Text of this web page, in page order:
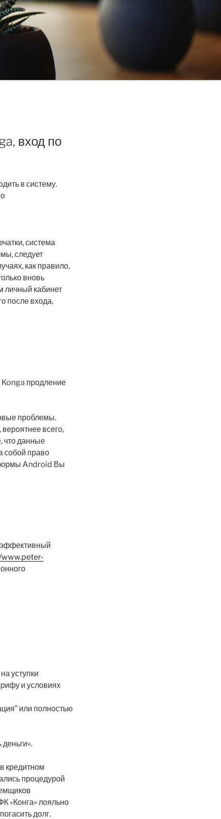
вход по
в систему.
система
следует
как правило,
вновь
личный кабинет
после входа,
Konga продление
проблемы.
всего,
что данные
собой право
Android Вы
эффективный
уступки
и условиях
или полностью
кредитном
процедурой
«Конга» лояльно
долг.